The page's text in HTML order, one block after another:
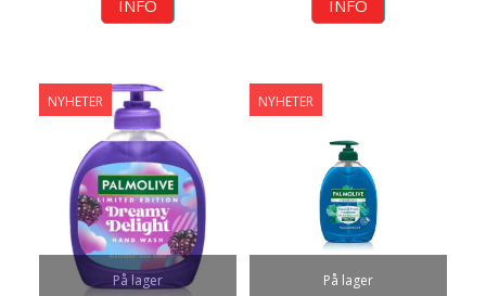
INFO INFO
På lager
NYHETER
På lager
NYHETER